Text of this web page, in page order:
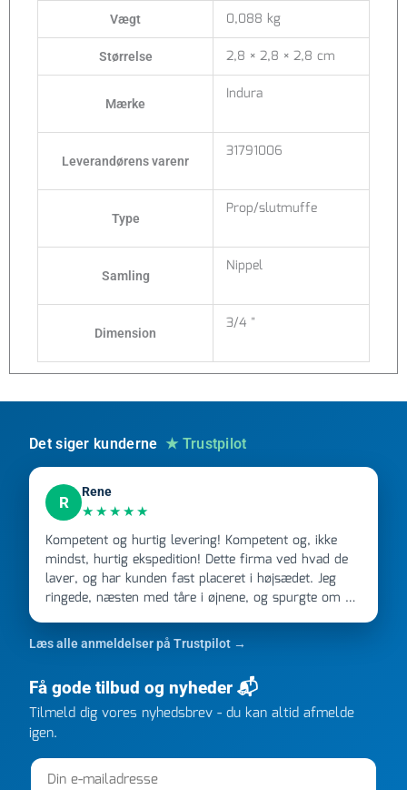
Vægt 0,088 kg
Størrelse 2,8 × 2,8 × 2,8 cm
Mærke Indura
Leverandørens varenr 31791006
Type Prop/slutmuffe
Samling Nippel
Dimension 3/4 "
Det siger kunderne ★ Trustpilot
R
Rene
★★★★★
Kompetent og hurtig levering! Kompetent og, ikke
mindst, hurtig ekspedition! Dette firma ved hvad de
laver, og har kunden fast placeret i højsædet. Jeg
ringede, næsten med tåre i øjnene, og spurgte om de
kunne levere en stor ordre, fordi Davidsen A/S ikke
kunne overholde en 2 måneder gammel aftale. Jeg
ringede onsdag kl 16, og min store ordre kom dagen
efter kl 6.45! Kan slet ikke få armene ned, og næste
gang jeg skal bruge noget, vil jeg ringe til dem
FØRST. De varmeste og venligste hilsner fra Rene
Læs alle anmeldelser på Trustpilot →
Få gode tilbud og nyheder 📬
Tilmeld dig vores nyhedsbrev - du kan altid afmelde
igen.